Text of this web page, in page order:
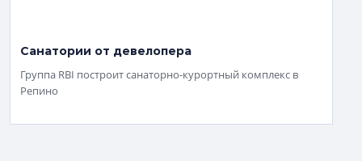
Санатории от девелопера
Группа RBI построит санаторно-курортный комплекс в
Репино